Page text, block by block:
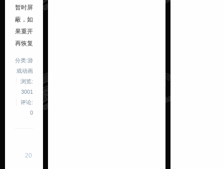
暂时屏
蔽，如
果重开
再恢复
分类:游
戏动画
浏览:
3001
评论:
0
20